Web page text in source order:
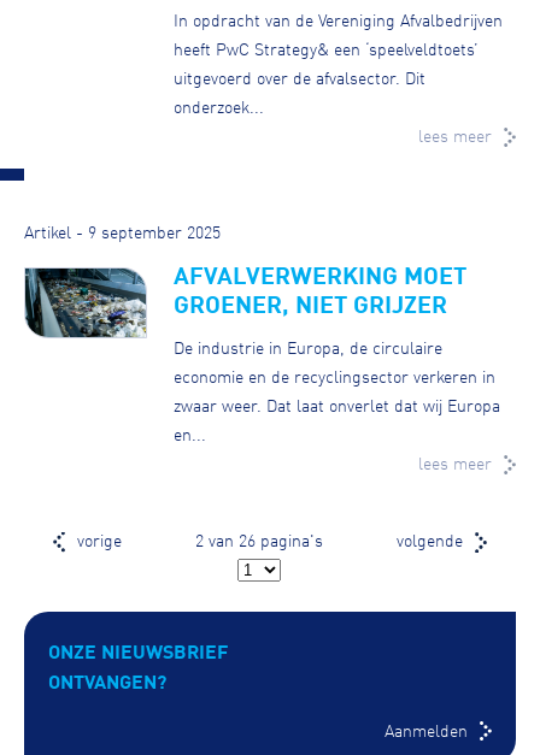
In opdracht van de Vereniging Afvalbedrijven
heeft PwC Strategy& een ‘speelveldtoets’
uitgevoerd over de afvalsector. Dit
onderzoek...
lees meer
Artikel - 9 september 2025
AFVALVERWERKING MOET
GROENER, NIET GRIJZER
De industrie in Europa, de circulaire
economie en de recyclingsector verkeren in
zwaar weer. Dat laat onverlet dat wij Europa
en...
lees meer
vorige 2 van 26 pagina's volgende
ONZE NIEUWSBRIEF
ONTVANGEN?
Aanmelden